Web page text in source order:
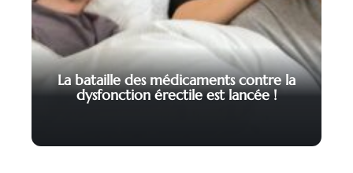
La bataille des médicaments contre la
dysfonction érectile est lancée !